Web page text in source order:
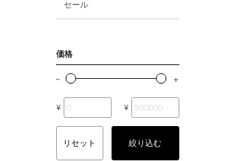
ムーンストーン
トルマリン
オパール
セール
価格
¥ ¥
リセット 絞り込む